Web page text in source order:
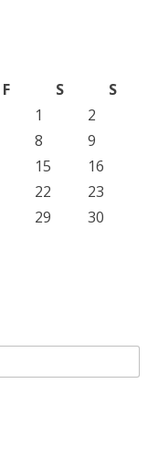
F S
S
1
2
8
9
15
16
22
23
29
30